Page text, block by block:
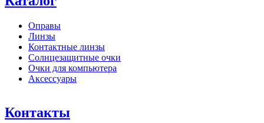
Оправы
Линзы
Контактные линзы
Солнцезащитные очки
Очки для компьютера
Аксессуары
Контакты